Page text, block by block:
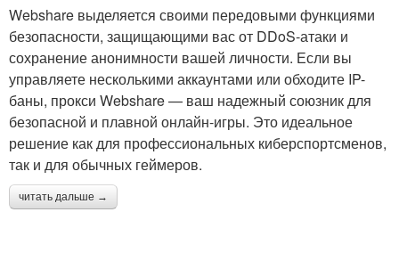
Webshare выделяется своими передовыми функциями
безопасности, защищающими вас от DDoS-атаки и
сохранение анонимности вашей личности. Если вы
управляете несколькими аккаунтами или обходите IP-
баны, прокси Webshare — ваш надежный союзник для
безопасной и плавной онлайн-игры. Это идеальное
решение как для профессиональных киберспортсменов,
так и для обычных геймеров.
читать дальше →